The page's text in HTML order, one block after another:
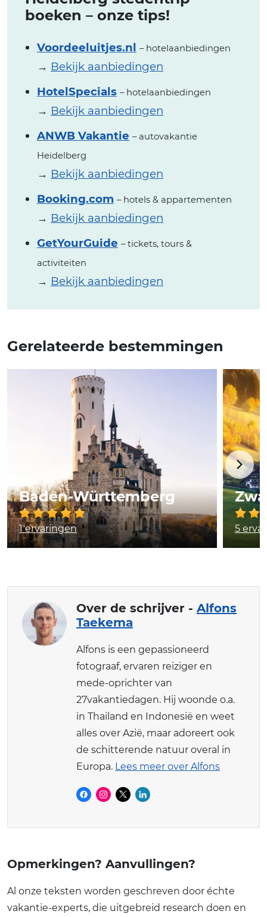
boeken – onze tips!
Voordeeluitjes.nl – hotelaanbiedingen
→ Bekijk aanbiedingen
HotelSpecials – hotelaanbiedingen
→ Bekijk aanbiedingen
ANWB Vakantie – autovakantie
Heidelberg
→ Bekijk aanbiedingen
Booking.com – hotels & appartementen
→ Bekijk aanbiedingen
GetYourGuide – tickets, tours &
activiteiten
→ Bekijk aanbiedingen
Gerelateerde bestemmingen
Baden-Württemberg
1 ervaringen 5
Over de schrijver - Alfons
Taekema
Alfons is een gepassioneerd
fotograaf, ervaren reiziger en
mede-oprichter van
27vakantiedagen. Hij woonde o.a.
in Thailand en Indonesië en weet
alles over Azië, maar adoreert ook
de schitterende natuur overal in
Europa. Lees meer over Alfons
Opmerkingen? Aanvullingen?
Al onze teksten worden geschreven door échte
vakantie-experts, die uitgebreid research doen en